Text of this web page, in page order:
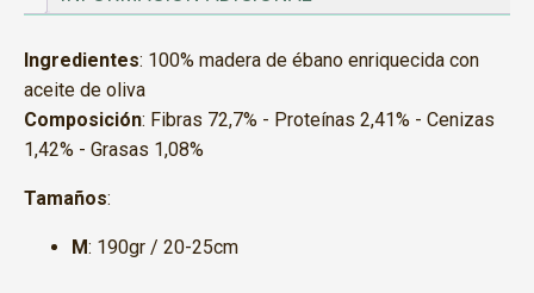
Ingredientes: 100% madera de ébano enriquecida con
aceite de oliva
Composición: Fibras 72,7% - Proteínas 2,41% - Cenizas
1,42% - Grasas 1,08%
Tamaños:
M: 190gr / 20-25cm